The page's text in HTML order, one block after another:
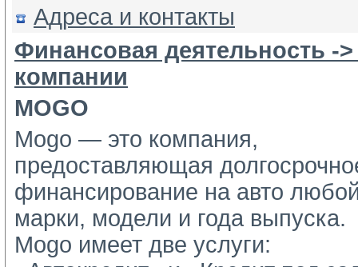
Адреса и контакты
Финансовая деятельность -
компании
MOGO
Mogo — это компания,
предоставляющая
финансирование на авто
марки, модели и года выпуска.
Mogo имеет две услуги: